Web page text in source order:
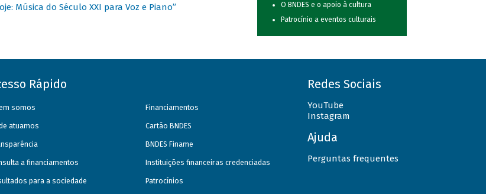
Música do Século XXI para Voz e Piano”
O BNDES e o apoio à cultura
Patrocínio a eventos culturais
Rápido
somos
atuamos
a financiamentos
para a sociedade
Financiamentos
Cartão BNDES
BNDES Finame
Instituições financeiras credenciadas
Patrocínios
Redes Sociais
YouTube
Instagram
Ajuda
Perguntas frequentes